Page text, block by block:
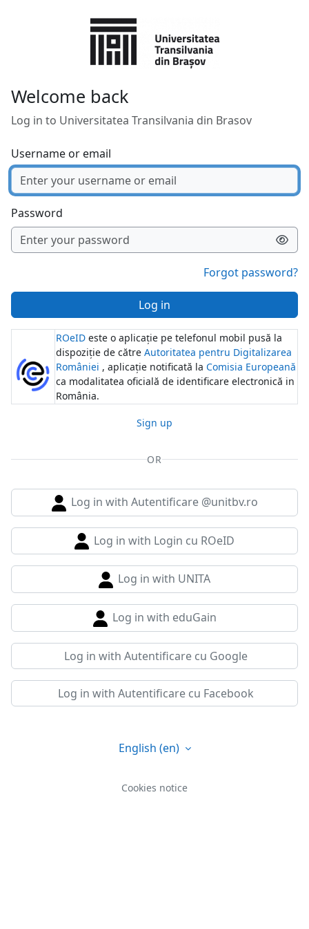
Welcome back
Log in to Universitatea Transilvania din Brasov
Username or email
Password
Forgot password?
Log in
ROeID este o aplicație pe telefonul mobil pusă la
dispoziție de către Autoritatea pentru Digitalizarea
României , aplicație notificată la Comisia Europeană
ca modalitatea oficială de identificare electronică in
România.
Sign up
OR
Log in with Autentificare @unitbv.ro
Log in with Login cu ROeID
Log in with UNITA
Log in with eduGain
Log in with Autentificare cu Google
Log in with Autentificare cu Facebook
English ‎(en)‎
Cookies notice